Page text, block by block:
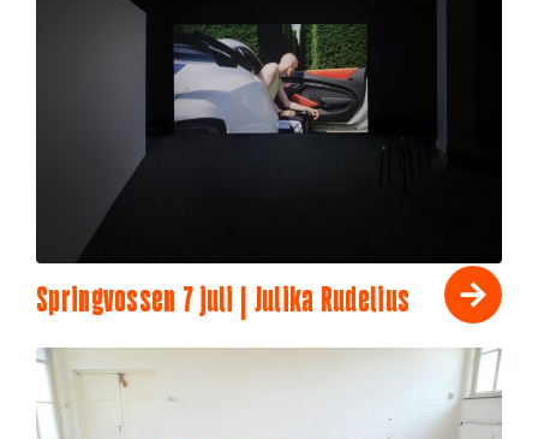
Springvossen 7 juli | Julika Rudelius